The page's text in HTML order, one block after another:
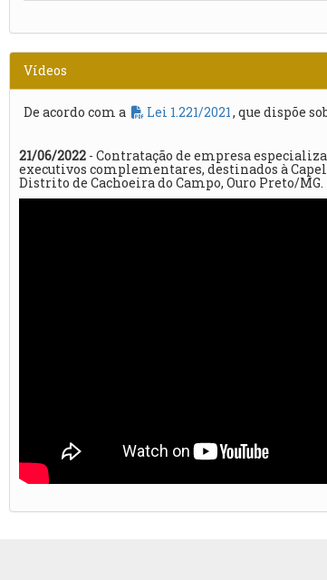
Vídeos
De acordo com a Lei 1.221/2021 , que dispõe
21/06/2022 - Contratação de empresa
executivos complementares, destinados à
Distrito de Cachoeira do Campo, Ouro Preto/MG.